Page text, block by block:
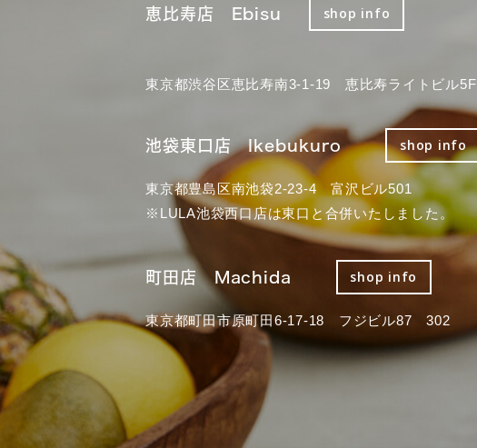
恵比寿店 Ebisu shop info
東京都渋谷区恵比寿南3-1-19 恵比寿ライトビル5F
池袋東口店 Ikebukuro shop info
東京都豊島区南池袋2-23-4 富沢ビル501
※LULA池袋西口店は東口と合併いたしました。
町田店 Machida shop info
東京都町田市原町田6-17-18 フジビル87 302